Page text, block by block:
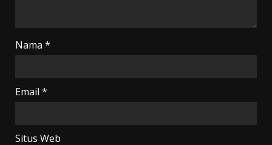
Nama *
Email *
Situs Web